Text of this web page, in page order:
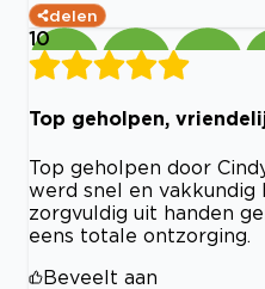
delen
10
Top geholpen,
Top geholpen door
werd snel en
zorgvuldig uit handen
eens totale ontzorging.
Beveelt aan